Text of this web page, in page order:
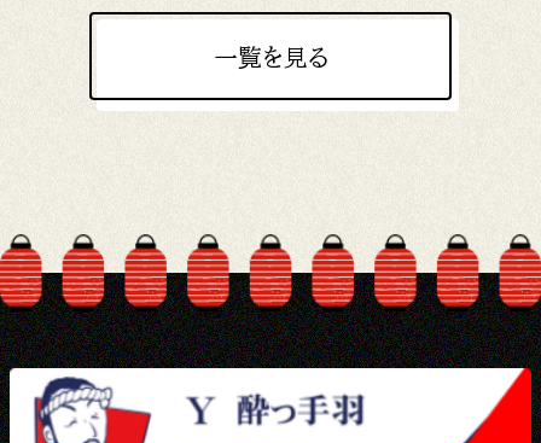
一覧を見る